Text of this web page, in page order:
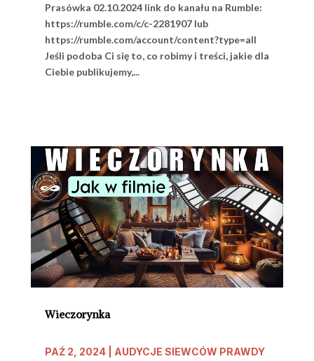
Prasówka 02.10.2024 link do kanału na Rumble:
https://rumble.com/c/c-2281907 lub
https://rumble.com/account/content?type=all
Jeśli podoba Ci się to, co robimy i treści, jakie dla
Ciebie publikujemy,...
Wieczorynka
PAŹ 2, 2024| AUDYCJE SIEWCÓW PRAWDY